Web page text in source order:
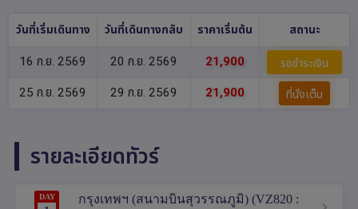
วันที่เริ่มเดินทาง วันที่เดินทางกลับ ราคาเริ่มต้น สถานะ
16 ก.ย. 2569 20 ก.ย. 2569 21,900 รอชำระเงิน
25 ก.ย. 2569 29 ก.ย. 2569 21,900 ที่นั่งเต็ม
รายละเอียดทัวร์
DAY
กรุงเทพฯ (สนามบินสุวรรณภูมิ) (VZ820 :